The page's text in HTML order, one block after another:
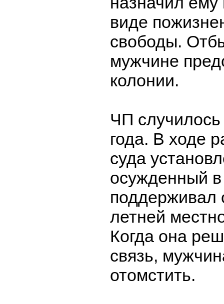
виде
свободы.
мужчине
колонии.
ЧП
года. В ходе
суда
осужденный
поддерживал
летней
Когда она
связь,
отомстить.